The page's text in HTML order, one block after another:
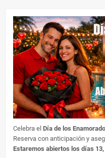
Celebra el Día de los
Reserva con anticipación y
Estaremos abiertos los días